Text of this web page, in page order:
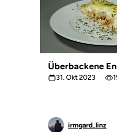
Überbackene
31. Okt 2023
irmgard_linz